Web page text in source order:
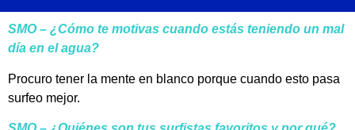
SMO – ¿Cómo te motivas cuando estás teniendo un mal
día en el agua?
Procuro tener la mente en blanco porque cuando esto pasa
surfeo mejor.